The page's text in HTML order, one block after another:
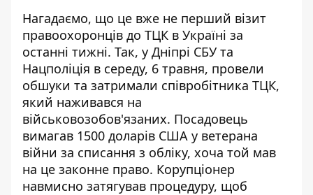
Нагадаємо, що це вже не перший візит
правоохоронців до ТЦК в Україні за
останні тижні. Так, у Дніпрі СБУ та
Нацполіція в середу, 6 травня, провели
обшуки та затримали співробітника ТЦК,
який наживався на
військовозобов'язаних. Посадовець
вимагав 1500 доларів США у ветерана
війни за списання з обліку, хоча той мав
на це законне право. Корупціонер
навмисно затягував процедуру, щоб